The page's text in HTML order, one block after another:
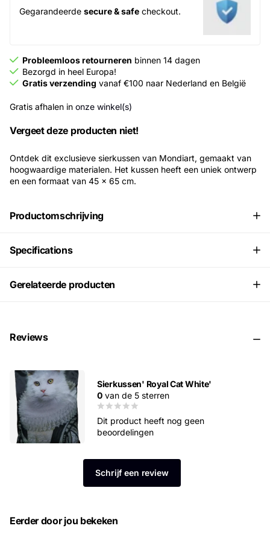
Gegarandeerde secure & safe checkout.
Probleemloos retourneren binnen 14 dagen
Bezorgd in heel Europa!
Gratis verzending vanaf €100 naar Nederland en België
Gratis afhalen in onze winkel(s)
Vergeet deze producten niet!
Ontdek dit exclusieve sierkussen van Mondiart, gemaakt van
hoogwaardige materialen. Het kussen heeft een uniek ontwerp
en een formaat van 45 x 65 cm.
Productomschrijving
Specifications
Gerelateerde producten
Reviews
Sierkussen' Royal Cat White'
0 van de 5 sterren
Dit product heeft nog geen
beoordelingen
Schrijf een review
Eerder door jou bekeken